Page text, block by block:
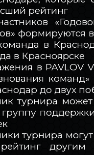
рейтинг
формируются
в
в Красноярске
в PAVLOV
команд»
до двух
турнира
турнира
другим